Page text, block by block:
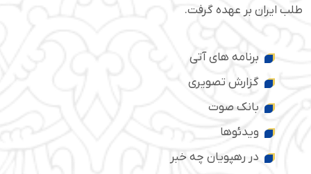
طلب ایران بر عهده گرفت.
برنامه های آتی
گزارش تصویری
بانک صوت
ویدئوها
در رهپویان چه خبر